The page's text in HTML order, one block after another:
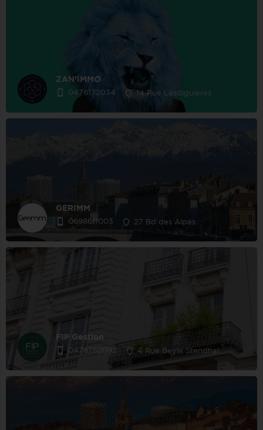
ZAN'IMMO
0476172034 14 Rue Lesdiguières
GERIMM
0698611003 27 Bd des Alpes
FIP Gestion
0476769092 4 Rue Beyle Stendhal